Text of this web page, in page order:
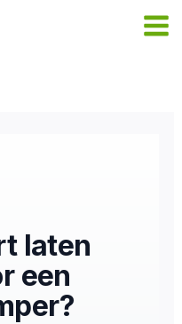
laten
een